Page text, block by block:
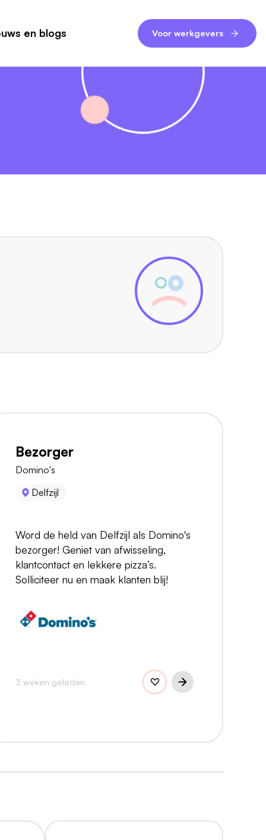
en blogs Voor werkgevers
Bezorger
Domino's
Delfzijl
Word de held van Delfzijl als Domino's
bezorger! Geniet van afwisseling,
klantcontact en lekkere pizza’s.
Solliciteer nu en maak klanten blij!
3 weken geleden